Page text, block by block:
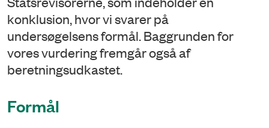
konklusion, hvor vi svarer på
undersøgelsens formål. Baggrunden for
vores vurdering fremgår også af
beretningsudkastet.
Formål